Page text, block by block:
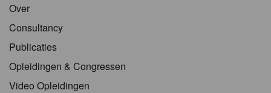
Over
Consultancy
Publicaties
Opleidingen & Congressen
Video Opleidingen